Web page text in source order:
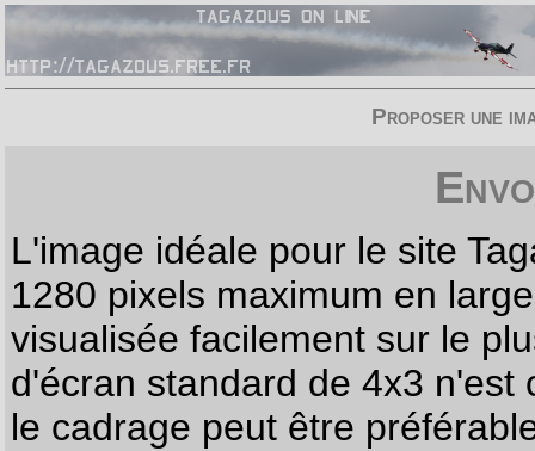
Proposer une
L'image idéale pour le site
1280 pixels maximum en
visualisée facilement sur le
d'écran standard de 4x3
le cadrage peut être